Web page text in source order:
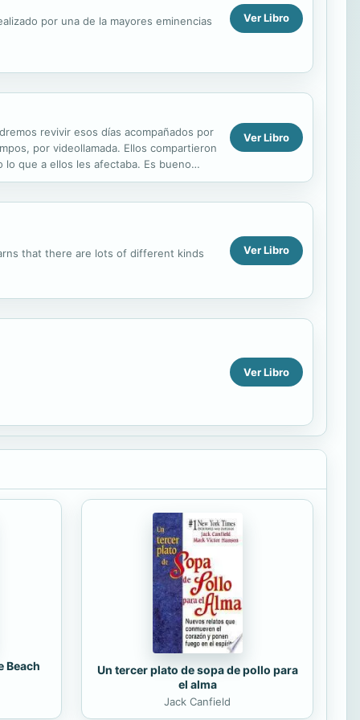
por una de la mayores eminencias Ver Libro
revivir esos días acompañados por
por videollamada. Ellos compartieron
que a ellos les afectaba. Es bueno
Ver Libro
that there are lots of different kinds Ver Libro
Ver Libro
Beach
Un tercer plato de sopa de pollo para
el alma
Jack Canfield